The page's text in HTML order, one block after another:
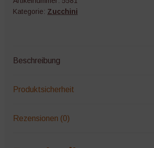
Kategorie: Zucchini
Beschreibung
Produktsicherheit
Rezensionen (0)